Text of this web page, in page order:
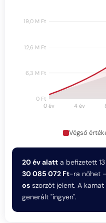
Végső
20 év alatt a befizetett
30 085 072 Ft-ra nőhet
os szorzót jelent. A kamat
generált "ingyen".